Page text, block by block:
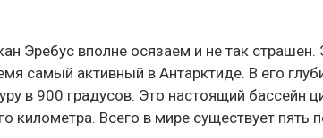
Эребус вполне осязаем и не так
самый активный в Антарктиде. В его
в 900 градусов. Это настоящий бассейн
километра. Всего в мире существует пять